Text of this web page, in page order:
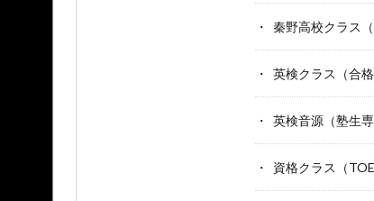
秦野高校クラス（
英検クラス（合格
英検音源（塾生専
資格クラス（